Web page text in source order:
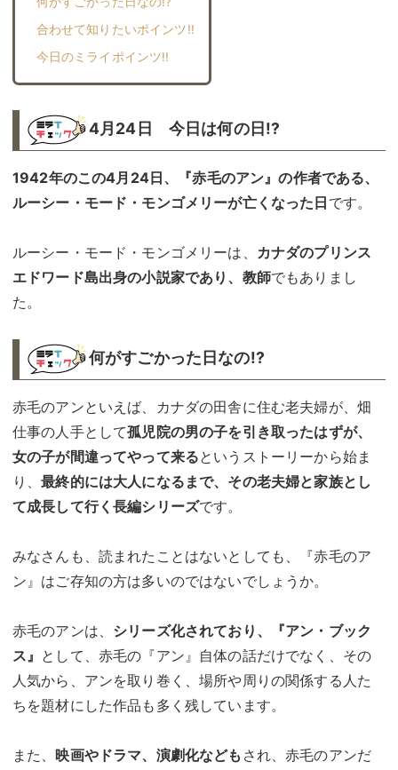
合わせて知りたいポインツ!!︎
今日のミライポインツ!!︎
4月24日 今日は何の日!?
1942年のこの4月24日、『赤毛のアン』の作者である、
ルーシー・モード・モンゴメリーが亡くなった日 です。
ルーシー・モード・モンゴメリーは、 カナダのプリンス
エドワード島出身の小説家であり、教師でもありまし
た。
何がすごかった日なの!?︎
赤毛のアンといえば、カナダの田舎に住む老夫婦が、畑
仕事の人手として孤児院の男の子を引き取ったはずが、
女の子が間違ってやって来るというストーリーから始ま
り、最終的には大人になるまで、その老夫婦と家族とし
て成長して行く長編シリーズです。
みなさんも、読まれたことはないとしても、『赤毛のア
ン』はご存知の方は多いのではないでしょうか。
赤毛のアンは、 シリーズ化されており、『アン・ブック
ス』 として、赤毛の『アン』自体の話だけでなく、その
人気から、アンを取り巻く、場所や周りの関係する人た
ちを題材にした作品も多く残しています。
また、 映画やドラマ、演劇化なども され、赤毛のアンだ